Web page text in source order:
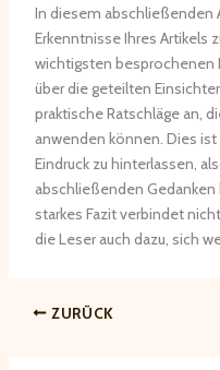
In diesem abschließenden
Erkenntnisse Ihres Artikels
wichtigsten besprochenen
über die geteilten
praktische Ratschläge an,
anwenden können. Dies
Eindruck zu hinterlassen,
abschließenden Gedanken
starkes Fazit verbindet
die Leser auch dazu, sich
ZURÜCK